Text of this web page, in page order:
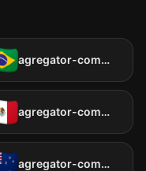
agregator-common:countries.br
agregator-common:countries.mx
agregator-common:countries.nz